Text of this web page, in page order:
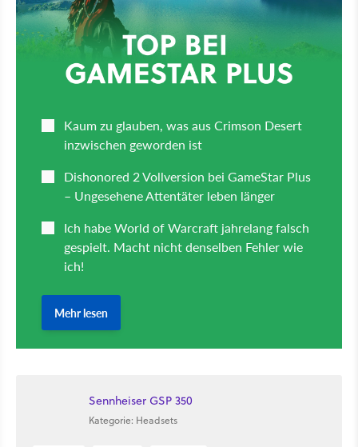
Sennheiser GSP 350
Kategorie: Headsets